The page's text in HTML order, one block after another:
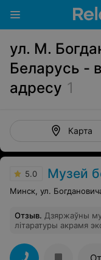
ул. М.
Беларусь -
адресу 1
Карта
5.0 Музей
Минск, ул.
Отзыв. Дзяржаўны
літаратуры акрамя
прадстаўленні па
аснове фондавых